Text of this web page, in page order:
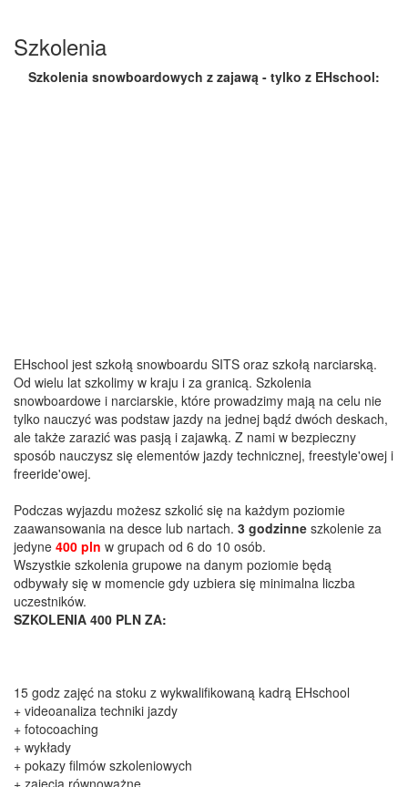
Szkolenia
Szkolenia snowboardowych z zajawą - tylko z EHschool:
EHschool jest szkołą snowboardu SITS oraz szkołą narciarską.
Od wielu lat szkolimy w kraju i za granicą. Szkolenia
snowboardowe i narciarskie, które prowadzimy mają na celu nie
tylko nauczyć was podstaw jazdy na jednej bądź dwóch deskach,
ale także zarazić was pasją i zajawką. Z nami w bezpieczny
sposób nauczysz się elementów jazdy technicznej, freestyle'owej i
freeride'owej.
Podczas wyjazdu możesz szkolić się na każdym poziomie
zaawansowania na desce lub nartach. 3 godzinne szkolenie za
jedyne 400 pln w grupach od 6 do 10 osób.
Wszystkie szkolenia grupowe na danym poziomie będą
odbywały się w momencie gdy uzbiera się minimalna liczba
uczestników.
SZKOLENIA 400 PLN ZA:
15 godz zajęć na stoku z wykwalifikowaną kadrą EHschool
+ videoanaliza techniki jazdy
+ fotocoaching
+ wykłady
+ pokazy filmów szkoleniowych
+ zajęcia równoważne